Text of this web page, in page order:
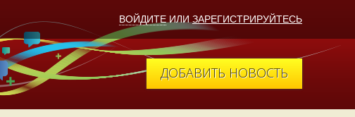
ВОЙДИТЕ ИЛИ ЗАРЕГИСТРИРУЙТЕСЬ
ДОБАВИТЬ НОВОСТЬ